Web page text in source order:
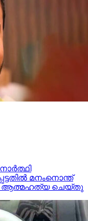
മനംനൊന്ത്
ചെയ്തു